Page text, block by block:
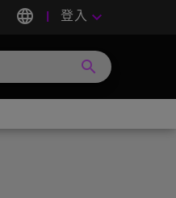
language 登入 keyboard_arrow_down
search